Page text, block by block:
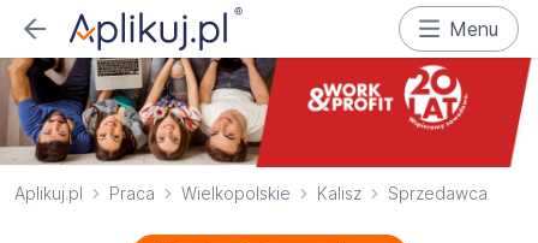
Menu
Aplikuj.pl Praca Wielkopolskie Kalisz Sprzedawca